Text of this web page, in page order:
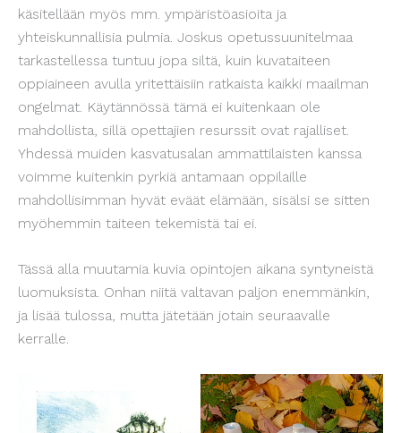
käsitellään myös mm. ympäristöasioita ja
yhteiskunnallisia pulmia. Joskus opetussuunitelmaa
tarkastellessa tuntuu jopa siltä, kuin kuvataiteen
oppiaineen avulla yritettäisiin ratkaista kaikki maailman
ongelmat. Käytännössä tämä ei kuitenkaan ole
mahdollista, sillä opettajien resurssit ovat rajalliset.
Yhdessä muiden kasvatusalan ammattilaisten kanssa
voimme kuitenkin pyrkiä antamaan oppilaille
mahdollisimman hyvät eväät elämään, sisälsi se sitten
myöhemmin taiteen tekemistä tai ei.
Tässä alla muutamia kuvia opintojen aikana syntyneistä
luomuksista. Onhan niitä valtavan paljon enemmänkin,
ja lisää tulossa, mutta jätetään jotain seuraavalle
kerralle.